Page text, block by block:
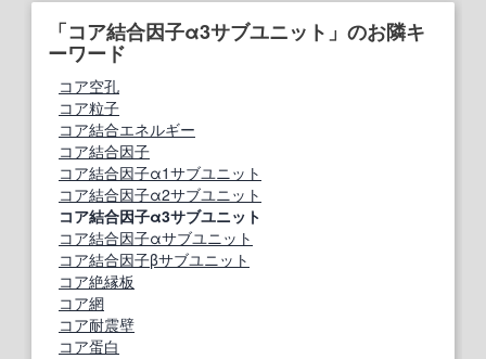
「コア結合因子α3サブユニット」のお隣キ
ーワード
コア空孔
コア粒子
コア結合エネルギー
コア結合因子
コア結合因子α1サブユニット
コア結合因子α2サブユニット
コア結合因子α3サブユニット
コア結合因子αサブユニット
コア結合因子βサブユニット
コア絶縁板
コア網
コア耐震壁
コア蛋白